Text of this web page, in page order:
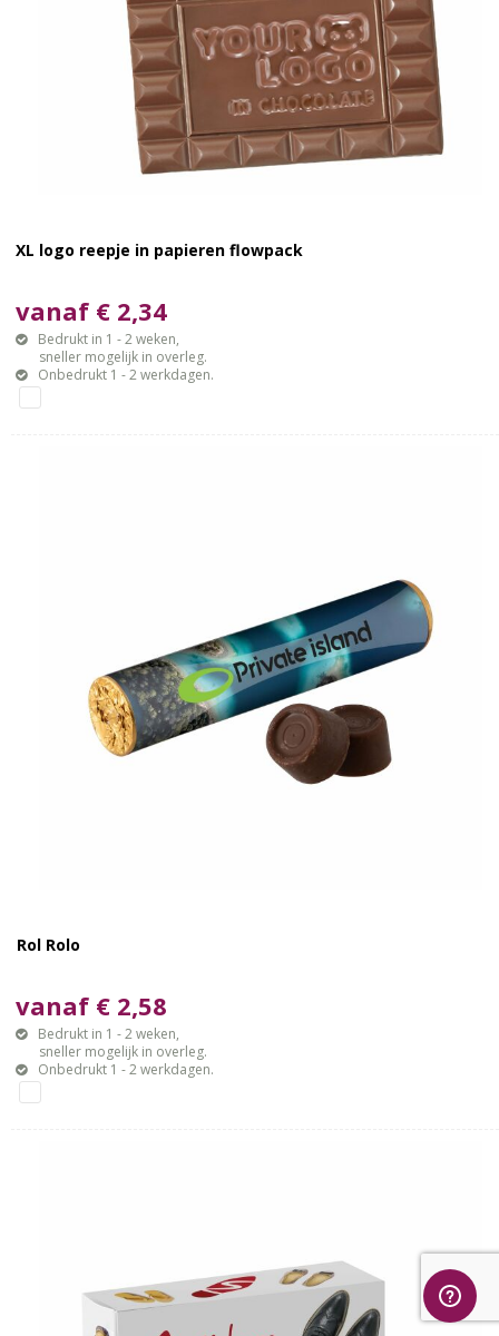
XL logo reepje in papieren flowpack
vanaf € 2,34
Bedrukt in 1 - 2 weken,
sneller mogelijk in overleg.
Onbedrukt 1 - 2 werkdagen.
Rol Rolo
vanaf € 2,58
Bedrukt in 1 - 2 weken,
sneller mogelijk in overleg.
Onbedrukt 1 - 2 werkdagen.